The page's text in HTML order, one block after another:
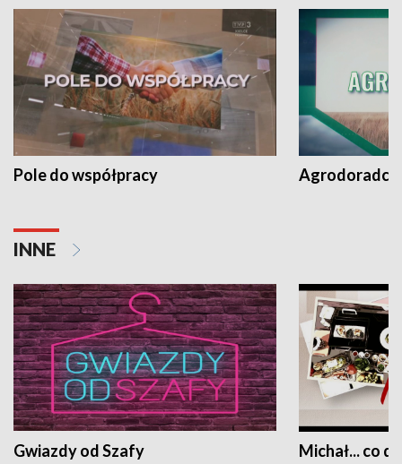
Pole do współpracy Agrodoradcy
INNE
Gwiazdy od Szafy Michał... co